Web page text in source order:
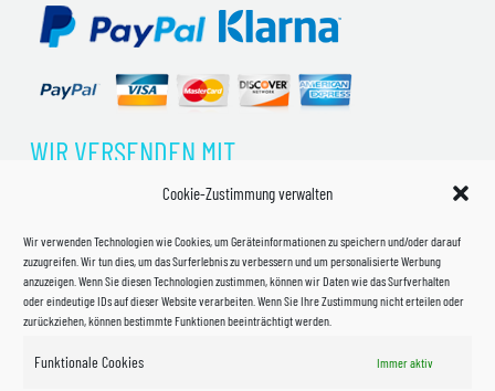
Cookie-Zustimmung verwalten
Wir verwenden Technologien wie Cookies, um Geräteinformationen zu speichern und/oder darauf
zuzugreifen. Wir tun dies, um das Surferlebnis zu verbessern und um personalisierte Werbung
anzuzeigen. Wenn Sie diesen Technologien zustimmen, können wir Daten wie das Surfverhalten
oder eindeutige IDs auf dieser Website verarbeiten. Wenn Sie Ihre Zustimmung nicht erteilen oder
zurückziehen, können bestimmte Funktionen beeinträchtigt werden.
Funktionale Cookies Immer aktiv
WIR VERSENDEN MIT